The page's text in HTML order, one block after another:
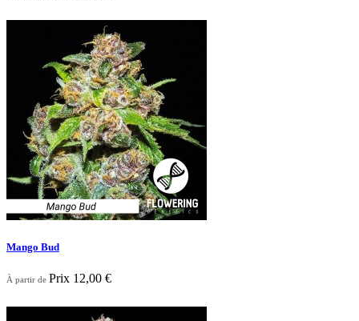
Aperçu rapide
Mango Bud
À partir de Prix 12,00 €